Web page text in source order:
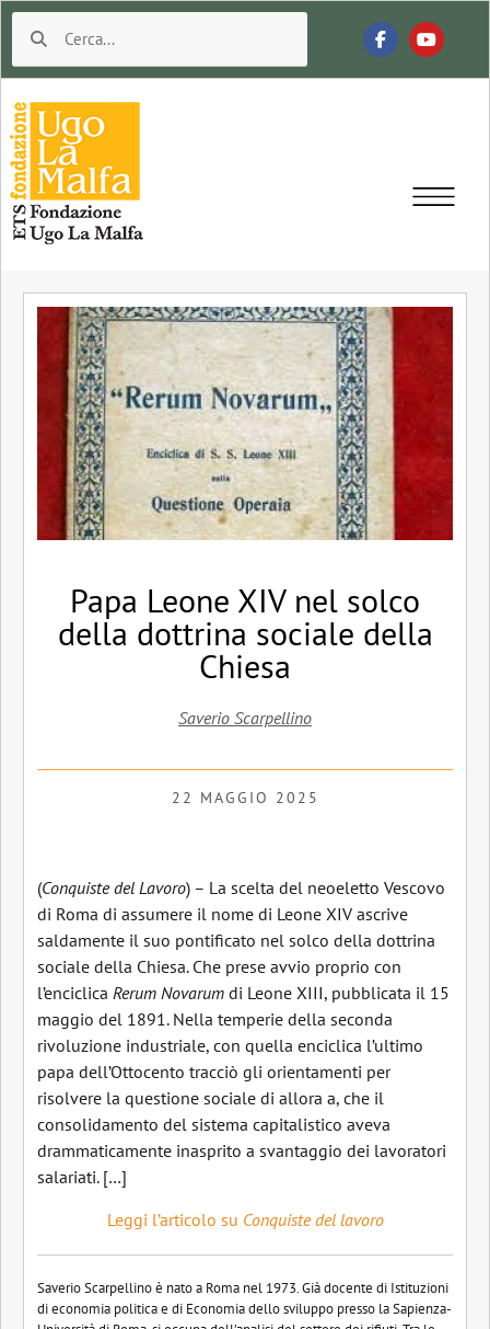
Papa Leone XIV nel solco
della dottrina sociale della
Chiesa
Saverio Scarpellino
22 MAGGIO 2025
(Conquiste del Lavoro) – La scelta del neoeletto Vescovo
di Roma di assumere il nome di Leone XIV ascrive
saldamente il suo pontificato nel solco della dottrina
sociale della Chiesa. Che prese avvio proprio con
l’enciclica Rerum Novarum di Leone XIII, pubblicata il 15
maggio del 1891. Nella temperie della seconda
rivoluzione industriale, con quella enciclica l’ultimo
papa dell’Ottocento tracciò gli orientamenti per
risolvere la questione sociale di allora a, che il
consolidamento del sistema capitalistico aveva
drammaticamente inasprito a svantaggio dei lavoratori
salariati. […]
Leggi l’articolo su Conquiste del lavoro
Saverio Scarpellino è nato a Roma nel 1973. Già docente di Istituzioni
di economia politica e di Economia dello sviluppo presso la Sapienza-